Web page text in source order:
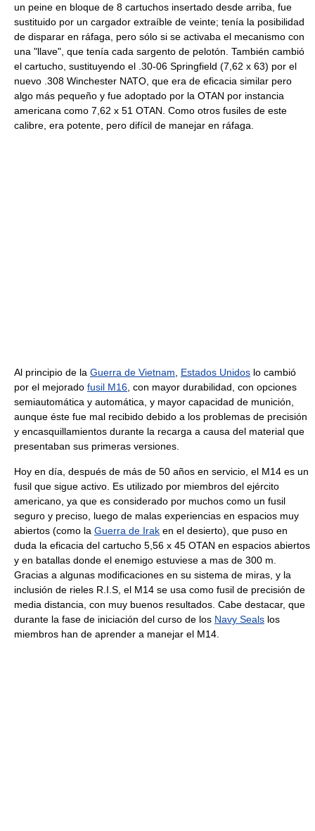
un peine en bloque de 8 cartuchos insertado desde arriba, fue
sustituido por un cargador extraíble de veinte; tenía la posibilidad
de disparar en ráfaga, pero sólo si se activaba el mecanismo con
una "llave", que tenía cada sargento de pelotón. También cambió
el cartucho, sustituyendo el .30-06 Springfield (7,62 x 63) por el
nuevo .308 Winchester NATO, que era de eficacia similar pero
algo más pequeño y fue adoptado por la OTAN por instancia
americana como 7,62 x 51 OTAN. Como otros fusiles de este
calibre, era potente, pero difícil de manejar en ráfaga.
Al principio de la Guerra de Vietnam Estados Unidos lo cambió
por el mejorado fusil M16 , con mayor durabilidad, con opciones
semiautomática y automática, y mayor capacidad de munición,
aunque éste fue mal recibido debido a los problemas de precisión
y encasquillamientos durante la recarga a causa del material que
presentaban sus primeras versiones.
Hoy en día, después de más de 50 años en servicio, el M14 es un
fusil que sigue activo. Es utilizado por miembros del ejército
americano, ya que es considerado por muchos como un fusil
seguro y preciso, luego de malas experiencias en espacios muy
abiertos (como la Guerra de Irak en el desierto), que puso en
duda la eficacia del cartucho 5,56 x 45 OTAN en espacios abiertos
y en batallas donde el enemigo estuviese a mas de 300 m.
Gracias a algunas modificaciones en su sistema de miras, y la
inclusión de rieles R.I.S, el M14 se usa como fusil de precisión de
media distancia, con muy buenos resultados. Cabe destacar, que
durante la fase de iniciación del curso de los Navy Seals los
miembros han de aprender a manejar el M14.